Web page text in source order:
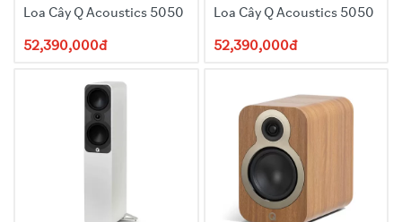
Loa Cây Q Acoustics 5050
52,390,000đ
Loa Cây Q Acoustics 5050
52,390,000đ